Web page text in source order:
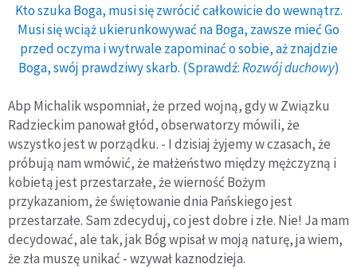
Kto szuka Boga, musi się zwrócić całkowicie do wewnątrz.
Musi się wciąż ukierunkowywać na Boga, zawsze mieć Go
przed oczyma i wytrwale zapominać o sobie, aż znajdzie
Boga, swój prawdziwy skarb. (Sprawdź:Rozwój duchowy)
Abp Michalik wspomniał, że przed wojną, gdy w Związku
Radzieckim panował głód, obserwatorzy mówili, że
wszystko jest w porządku. - I dzisiaj żyjemy w czasach, że
próbują nam wmówić, że małżeństwo między mężczyzną i
kobietą jest przestarzałe, że wierność Bożym
przykazaniom, że świętowanie dnia Pańskiego jest
przestarzałe. Sam zdecyduj, co jest dobre i złe. Nie! Ja mam
decydować, ale tak, jak Bóg wpisał w moją naturę, ja wiem,
że zła muszę unikać - wzywał kaznodzieja.